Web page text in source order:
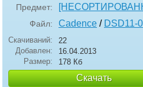
Предмет:
Файл: Cadence / DSD11-0
Скачиваний:
22
Добавлен:
16.04.2013
Размер:
178 Кб
Скачать